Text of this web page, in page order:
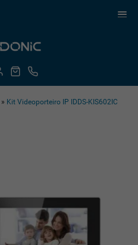
» Kit Videoporteiro IP IDDS-KIS602IC